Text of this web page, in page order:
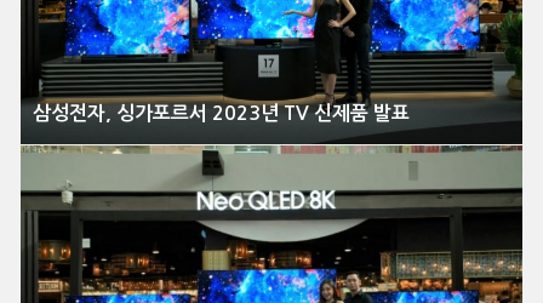
삼성전자, 싱가포르서 2023년 TV 신제품 발표